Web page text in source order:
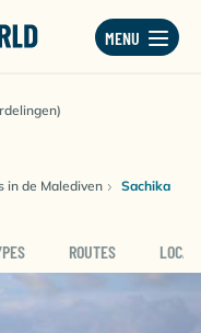
MENU
in de Malediven Sachika
ROUTES